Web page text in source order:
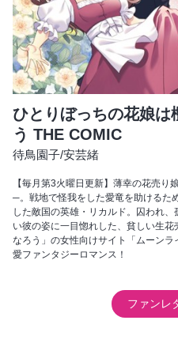
ひとりぼっちの花娘は
う THE COMIC
待鳥園子/安芸緒
【毎月第3火曜日更新】薄幸の花売
─。戦地で怪我をした愛竜を助けるた
した敵国の英雄・リカルド。囚われ
い彼の姿に一目惚れした、貧しい生
なろう」の女性向けサイト「ムーン
愛ファンタジーロマンス！
ファンレ